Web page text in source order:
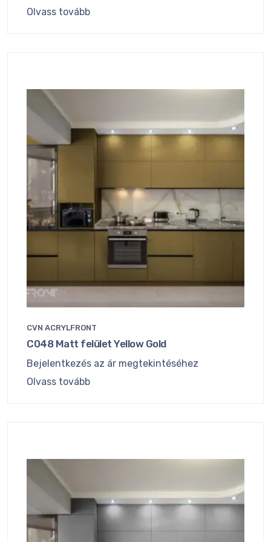
Olvass tovább
CVN ACRYLFRONT
C048 Matt felület Yellow Gold
Bejelentkezés az ár megtekintéséhez
Olvass tovább